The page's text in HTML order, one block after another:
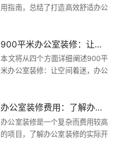
用指南，总结了打造高效舒适办公
个方面进行详细阐述，旨在为读者
提供实用的办公室设计指南，并通
过归纳总结对全文内容...
900平米办公室装修：让空间着迷，办公环境焕然一新！
本文将从四个方面详细阐述900平
米办公室装修：让空间着迷，办公
们将讨论如何选购适合办公室的家
具和装饰品；接着，我们将探讨如
何合理布置办公室的...
办公室装修费用：了解办公室装修多少钱
办公室装修是一个复杂而费用较高
的项目，了解办公室装修的实际开